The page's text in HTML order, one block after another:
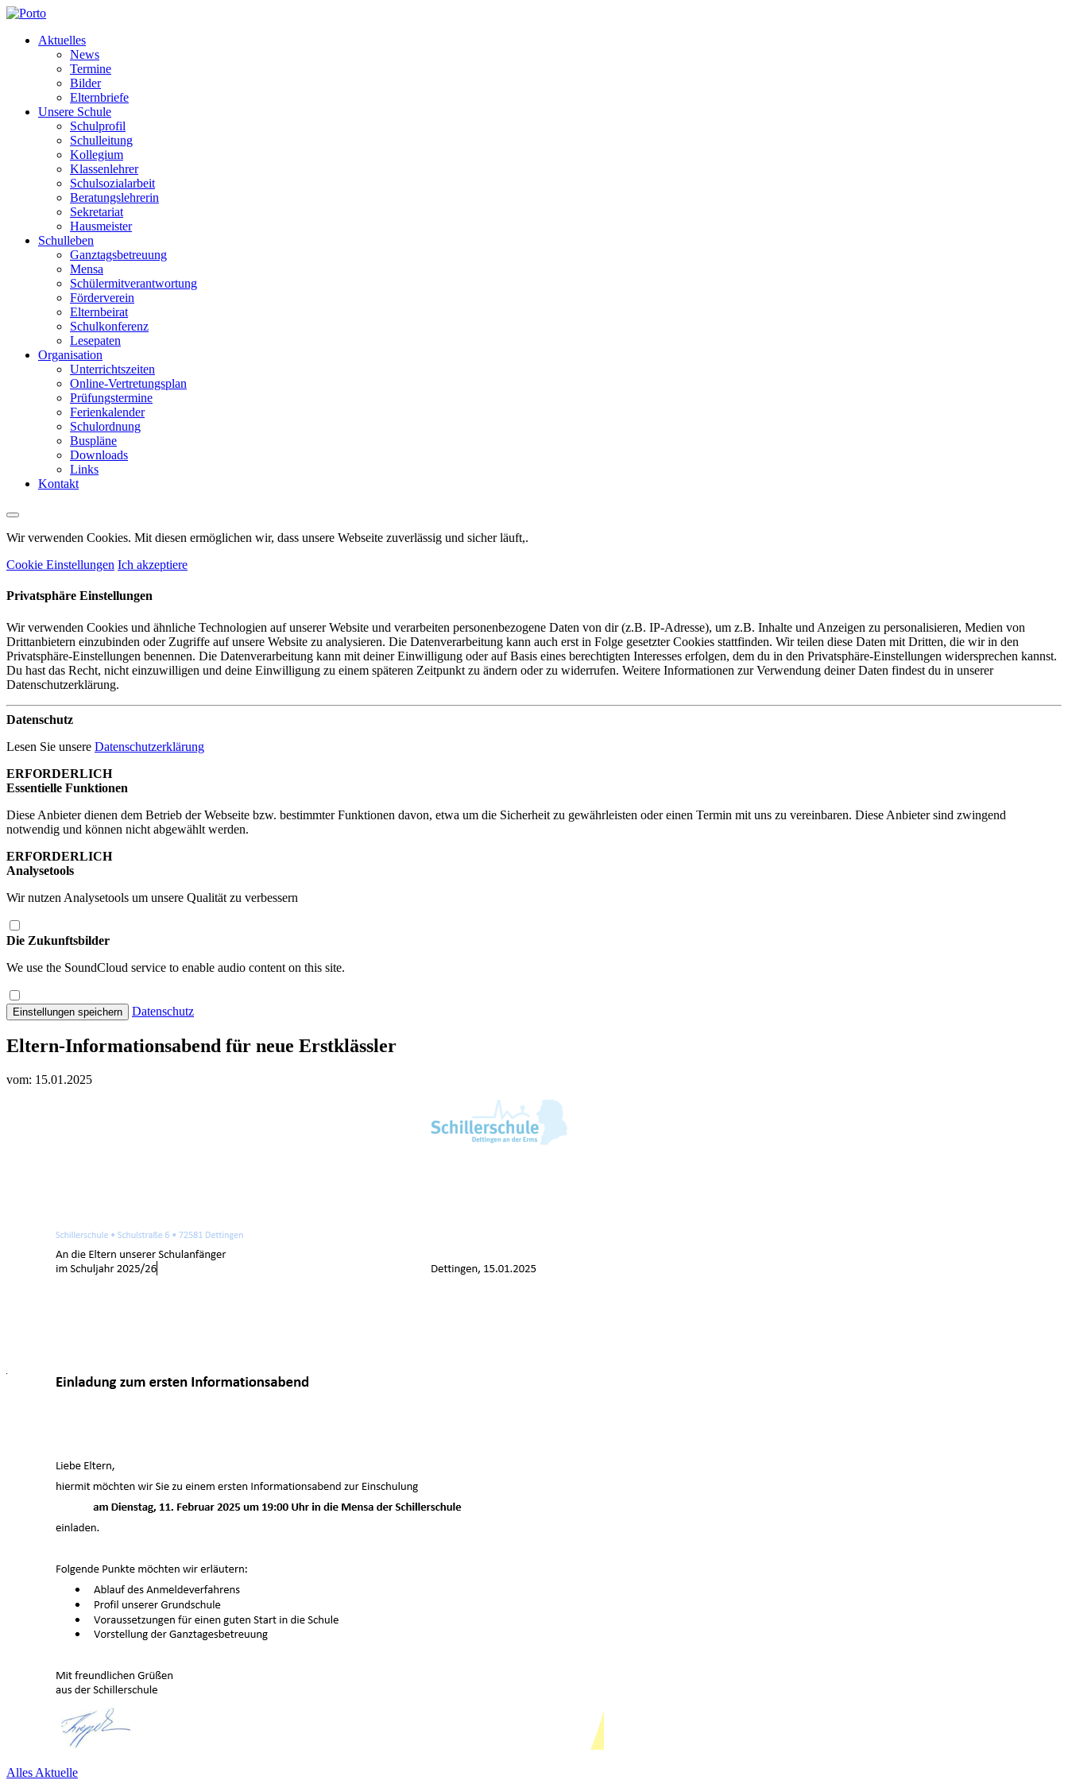
Aktuelles
News
Termine
Bilder
Elternbriefe
Unsere Schule
Schulprofil
Schulleitung
Kollegium
Klassenlehrer
Schulsozialarbeit
Beratungslehrerin
Sekretariat
Hausmeister
Schulleben
Ganztagsbetreuung
Mensa
Schülermitverantwortung
Förderverein
Elternbeirat
Schulkonferenz
Lesepaten
Organisation
Unterrichtszeiten
Online-Vertretungsplan
Prüfungstermine
Ferienkalender
Schulordnung
Buspläne
Downloads
Links
Kontakt
Wir verwenden Cookies. Mit diesen ermöglichen wir, dass unsere Webseite zuverlässig und sicher läuft,.
Cookie Einstellungen Ich akzeptiere
Privatsphäre Einstellungen
Wir verwenden Cookies und ähnliche Technologien auf unserer Website und verarbeiten personenbezogene Daten von dir (z.B. IP-Adresse), um z.B. Inhalte und Anzeigen zu personalisieren, Medien von
Drittanbietern einzubinden oder Zugriffe auf unsere Website zu analysieren. Die Datenverarbeitung kann auch erst in Folge gesetzter Cookies stattfinden. Wir teilen diese Daten mit Dritten, die wir in den
Privatsphäre-Einstellungen benennen. Die Datenverarbeitung kann mit deiner Einwilligung oder auf Basis eines berechtigten Interesses erfolgen, dem du in den Privatsphäre-Einstellungen widersprechen kannst.
Du hast das Recht, nicht einzuwilligen und deine Einwilligung zu einem späteren Zeitpunkt zu ändern oder zu widerrufen. Weitere Informationen zur Verwendung deiner Daten findest du in unserer
Datenschutzerklärung.
Datenschutz
Lesen Sie unsere Datenschutzerklärung
ERFORDERLICH
Essentielle Funktionen
Diese Anbieter dienen dem Betrieb der Webseite bzw. bestimmter Funktionen davon, etwa um die Sicherheit zu gewährleisten oder einen Termin mit uns zu vereinbaren. Diese Anbieter sind zwingend
notwendig und können nicht abgewählt werden.
ERFORDERLICH
Analysetools
Wir nutzen Analysetools um unsere Qualität zu verbessern
Die Zukunftsbilder
We use the SoundCloud service to enable audio content on this site.
Einstellungen speichern Datenschutz
Eltern-Informationsabend für neue Erstklässler
vom: 15.01.2025
Alles Aktuelle